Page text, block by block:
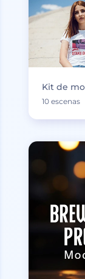
Kit de
10 escenas